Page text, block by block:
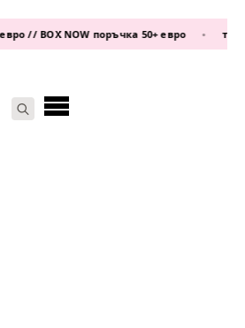
// BOX NOW поръчка 50+ евро •